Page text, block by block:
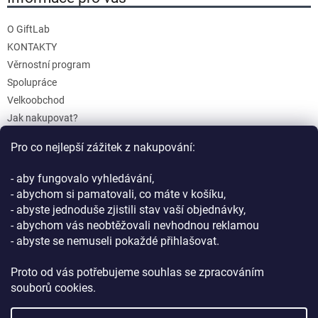
Pro co nejlepší zážitek z nakupování:
- aby fungovalo vyhledávání,
- abychom si pamatovali, co máte v košíku,
- abyste jednoduše zjistili stav vaší objednávky,
- abychom vás neobtěžovali nevhodnou reklamou
- abyste se nemuseli pokaždé přihlašovat.
Proto od vás potřebujeme souhlas se zpracováním
souborů cookies.
O GiftLab
KONTAKTY
Věrnostní program
Spolupráce
Velkoobchod
Jak nakupovat?
Reklamace a Vrácení
Obchodní podmínky
Podmínky ochrany osobních údajů